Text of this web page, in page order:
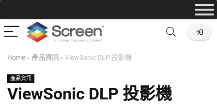
Home » 產品資訊 » ViewSonic DLP 投影機
產品資訊
ViewSonic DLP 投影機